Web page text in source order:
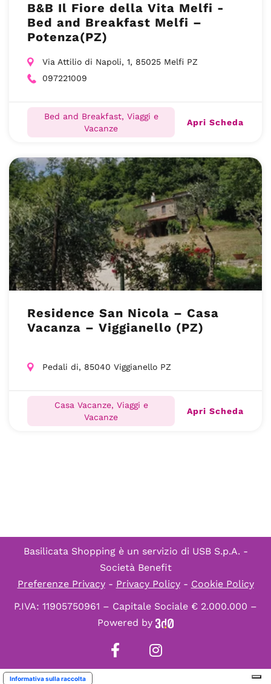
B&B Il Fiore della Vita Melfi -
Bed and Breakfast Melfi –
Potenza(PZ)
Via Attilio di Napoli, 1, 85025 Melfi PZ
097221009
Bed and Breakfast, Viaggi e
Vacanze
Apri Scheda
Residence San Nicola – Casa
Vacanza – Viggianello (PZ)
Pedali di, 85040 Viggianello PZ
Casa Vacanze, Viaggi e
Vacanze
Apri Scheda
Basilicata Shopping è un servizio di USB S.p.A. -
Società Benefit
Preferenze Privacy- Privacy Policy- Cookie Policy
P.IVA: 11905750961 – Capitale Sociale € 2.000.000 –
Powered by
Informativa sulla raccolta